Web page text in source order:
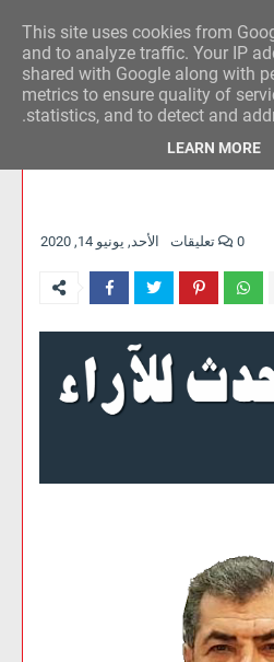
وكالة الحدث للآراء
الأحد, يونيو 14, 2020 0 تعليقات
This site uses cookies from
and to analyze traffic. Your IP
shared with Google along with
metrics to ensure quality of
statistics, and to detect and
LEARN MORE